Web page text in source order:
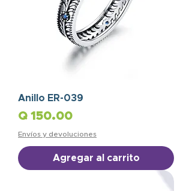
Anillo ER-039
Precio
Q 150.00
Envíos y devoluciones
Agregar al carrito